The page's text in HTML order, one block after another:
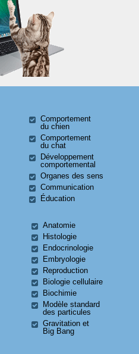
Comportement
du chien
Comportement
du chat
Développement
comportemental
Organes des sens
Communication
Éducation
Anatomie
Histologie
Endocrinologie
Embryologie
Reproduction
Biologie cellulaire
Biochimie
Modèle standard
des particules
Gravitation et
Big Bang